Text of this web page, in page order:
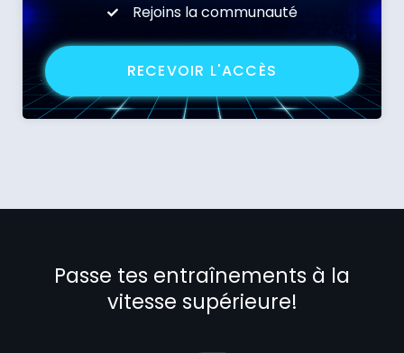
Rejoins la communauté
RECEVOIR L'ACCÈS
Passe tes entraînements à la
vitesse supérieure!